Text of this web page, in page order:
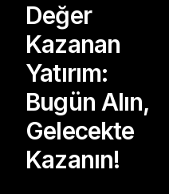
Değer
Kazanan
Yatırım:
Bugün Alın,
Gelecekte
Kazanın!